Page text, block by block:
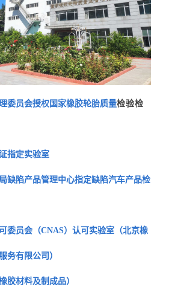
委员会授权国家橡胶轮胎质量检验检
指定实验室
缺陷产品管理中心指定缺陷汽车产品检
委员会（CNAS）认可实验室（北京橡
务有限公司）
胶材料及制成品）